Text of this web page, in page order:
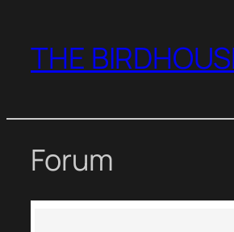
springen
THE
Forum